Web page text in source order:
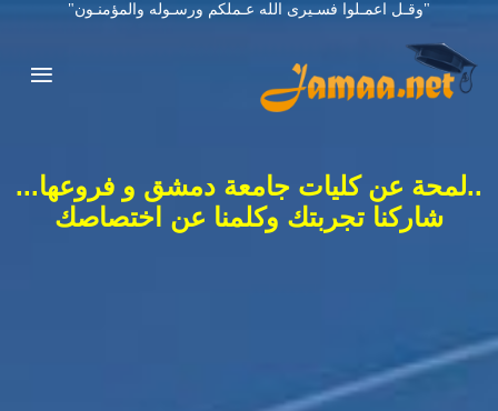
"وقـل اعمـلوا فسـيرى الله عـملكم ورسـوله والمؤمنـون"
..لمحة عن كليات جامعة دمشق و فروعها...
شاركنا تجربتك وكلمنا عن اختصاصك